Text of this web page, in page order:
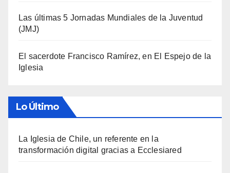
Las últimas 5 Jornadas Mundiales de la Juventud
(JMJ)
El sacerdote Francisco Ramírez, en El Espejo de la
Iglesia
Lo Último
La Iglesia de Chile, un referente en la
transformación digital gracias a Ecclesiared